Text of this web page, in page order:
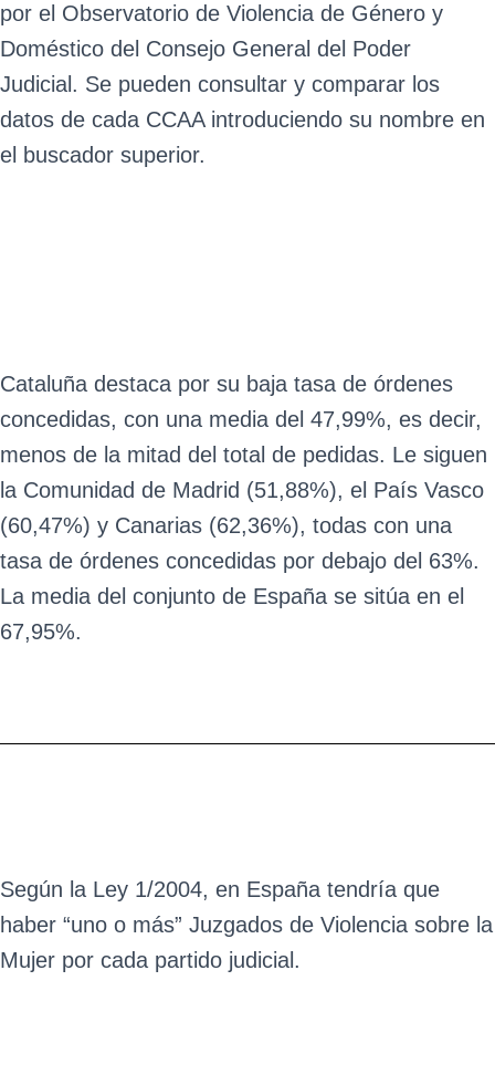
por el Observatorio de Violencia de Género y
Doméstico del Consejo General del Poder
Judicial. Se pueden consultar y comparar los
datos de cada CCAA introduciendo su nombre en
el buscador superior.
Cataluña destaca por su baja tasa de órdenes
concedidas, con una media del 47,99%, es decir,
menos de la mitad del total de pedidas. Le siguen
la Comunidad de Madrid (51,88%), el País Vasco
(60,47%) y Canarias (62,36%), todas con una
tasa de órdenes concedidas por debajo del 63%.
La media del conjunto de España se sitúa en el
67,95%.
Según la Ley 1/2004, en España tendría que
haber “uno o más” Juzgados de Violencia sobre la
Mujer por cada partido judicial.